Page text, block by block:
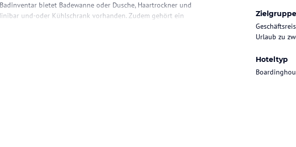
Zielgruppe
Urlaub zu
Hoteltyp
bietet Badewanne oder Dusche, Haartrockner und
und-oder Kühlschrank vorhanden. Zudem gehört ein